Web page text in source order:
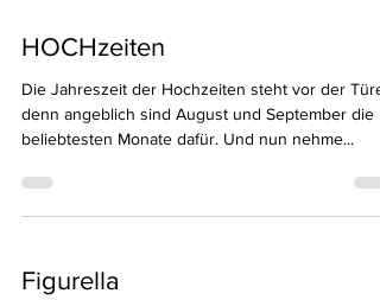
HOCHzeiten
Die Jahreszeit der Hochzeiten steht vor der Türe,
denn angeblich sind August und September die
beliebtesten Monate dafür. Und nun nehme...
Figurella